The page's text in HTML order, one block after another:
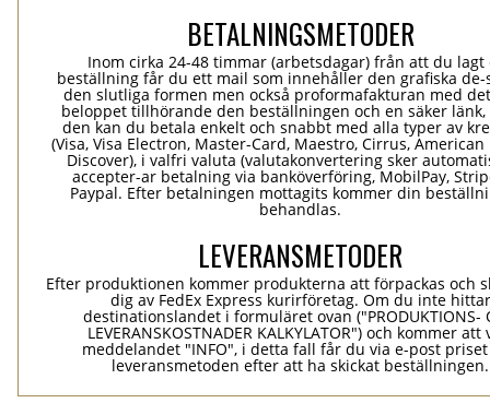
BETALNINGSMETODER
Inom cirka 24-48 timmar (arbetsdagar) från att du
beställning får du ett mail som innehåller den grafiska
den slutliga formen men också proformafakturan med
beloppet tillhörande den beställningen och en säker länk,
den kan du betala enkelt och snabbt med alla typer av
(Visa, Visa Electron, Master-Card, Maestro, Cirrus, American
Discover), i valfri valuta (valutakonvertering sker
accepter-ar betalning via banköverföring, MobilPay,
Paypal. Efter betalningen mottagits kommer din
behandlas.
LEVERANSMETODER
Efter produktionen kommer produkterna att förpackas och
dig av FedEx Express kurirföretag. Om du inte hittar
destinationslandet i formuläret ovan ("PRODUKTIONS-
LEVERANSKOSTNADER KALKYLATOR") och kommer att
meddelandet "INFO", i detta fall får du via e-post
leveransmetoden efter att ha skickat beställningen.